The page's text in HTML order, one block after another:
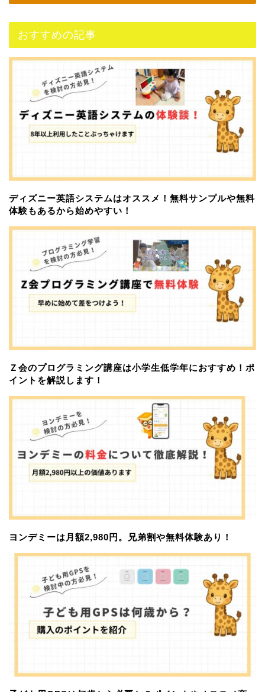
おすすめの記事
ディズニー英語システムはオススメ！無料サンプルや無料
体験もあるから始めやすい！
Ｚ会のプログラミング講座は小学生低学年におすすめ！ポ
イントを解説します！
ヨンデミーは月額2,980円。兄弟割や無料体験あり！